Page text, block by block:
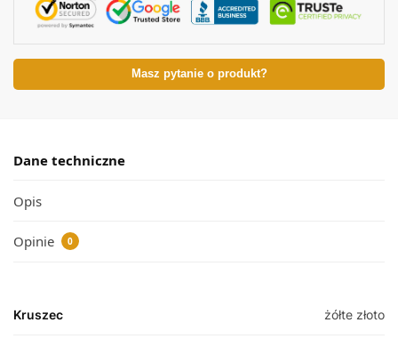
Masz pytanie o produkt?
Dane techniczne
Opis
Opinie 0
Kruszec żółte złoto